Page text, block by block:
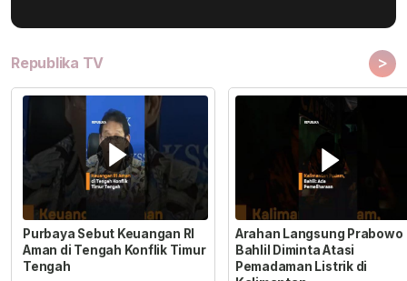
Republika TV >
Purbaya Sebut Keuangan RI
Aman di Tengah Konflik Timur
Tengah
Arahan Langsung Prabowo
Bahlil Diminta Atasi
Pemadaman Listrik di